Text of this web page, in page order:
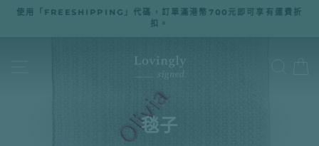
暫
片
播
使用「FREESHIPPING」代碼，訂單滿港幣700元即可享有運費折
扣。
毯子